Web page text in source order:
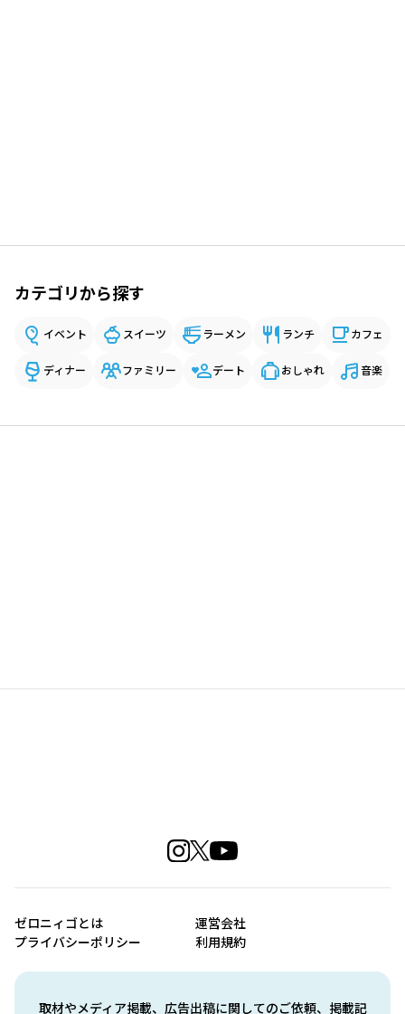
カテゴリから探す
イベント スイーツ ラーメン ランチ カフェ
ディナー ファミリー デート おしゃれ 音楽
取材やメディア掲載、広告出稿に関してのご依頼、掲載記
ゼロニィゴとは
運営会社
プライバシーポリシー
利用規約